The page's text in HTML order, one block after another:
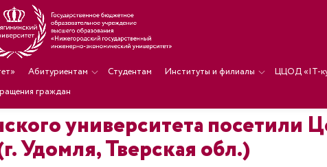
Абитуриентам Студентам Институты и филиалы ЦЦОД «IT-
граждан
университета посетили
Удомля, Тверская обл.)